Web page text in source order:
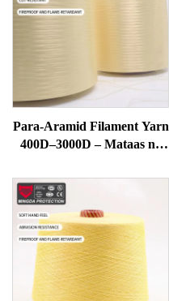
Para-Aramid Filament Yarn
400D–3000D – Mataas na
Tanto para sa mga
Guwantes, Ropes, Safety
Gear na Pananahi